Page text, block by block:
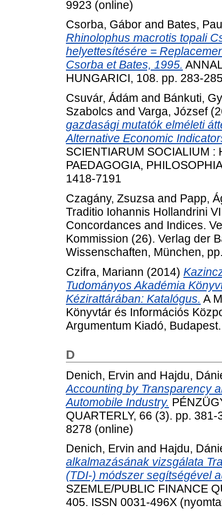
9923 (online)
Csorba, Gábor and Bates,
Rhinolophus macrotis topali
helyettesítésére =
Csorba et Bates, 1995.
HUNGARICI, 108. pp. 283-
Csuvár, Ádám and Bánkuti,
Szabolcs and Varga, József
gazdasági mutatók elméleti
Alternative Economic
SCIENTIARUM SOCIALIUM :
PAEDAGOGIA,
1418-7191
Czagány, Zsuzsa and Papp,
Traditio Iohannis Hollandrini
Concordances and Indices.
Kommission (26). Verlag der
Wissenschaften, München,
Czifra, Mariann (2014)
Tudományos Akadémia
Kézirattárában: Katalógus. A
Könyvtár és Információs
Argumentum Kiadó,
D
Denich, Ervin and Hajdu,
Accounting by Transparency
Automobile Industry.
QUARTERLY, 66 (3). pp.
8278 (online)
Denich, Ervin and Hajdu,
alkalmazásának vizsgálata
(TDI-) módszer segítségével
SZEMLE/PUBLIC FINANCE
405. ISSN 0031-496X